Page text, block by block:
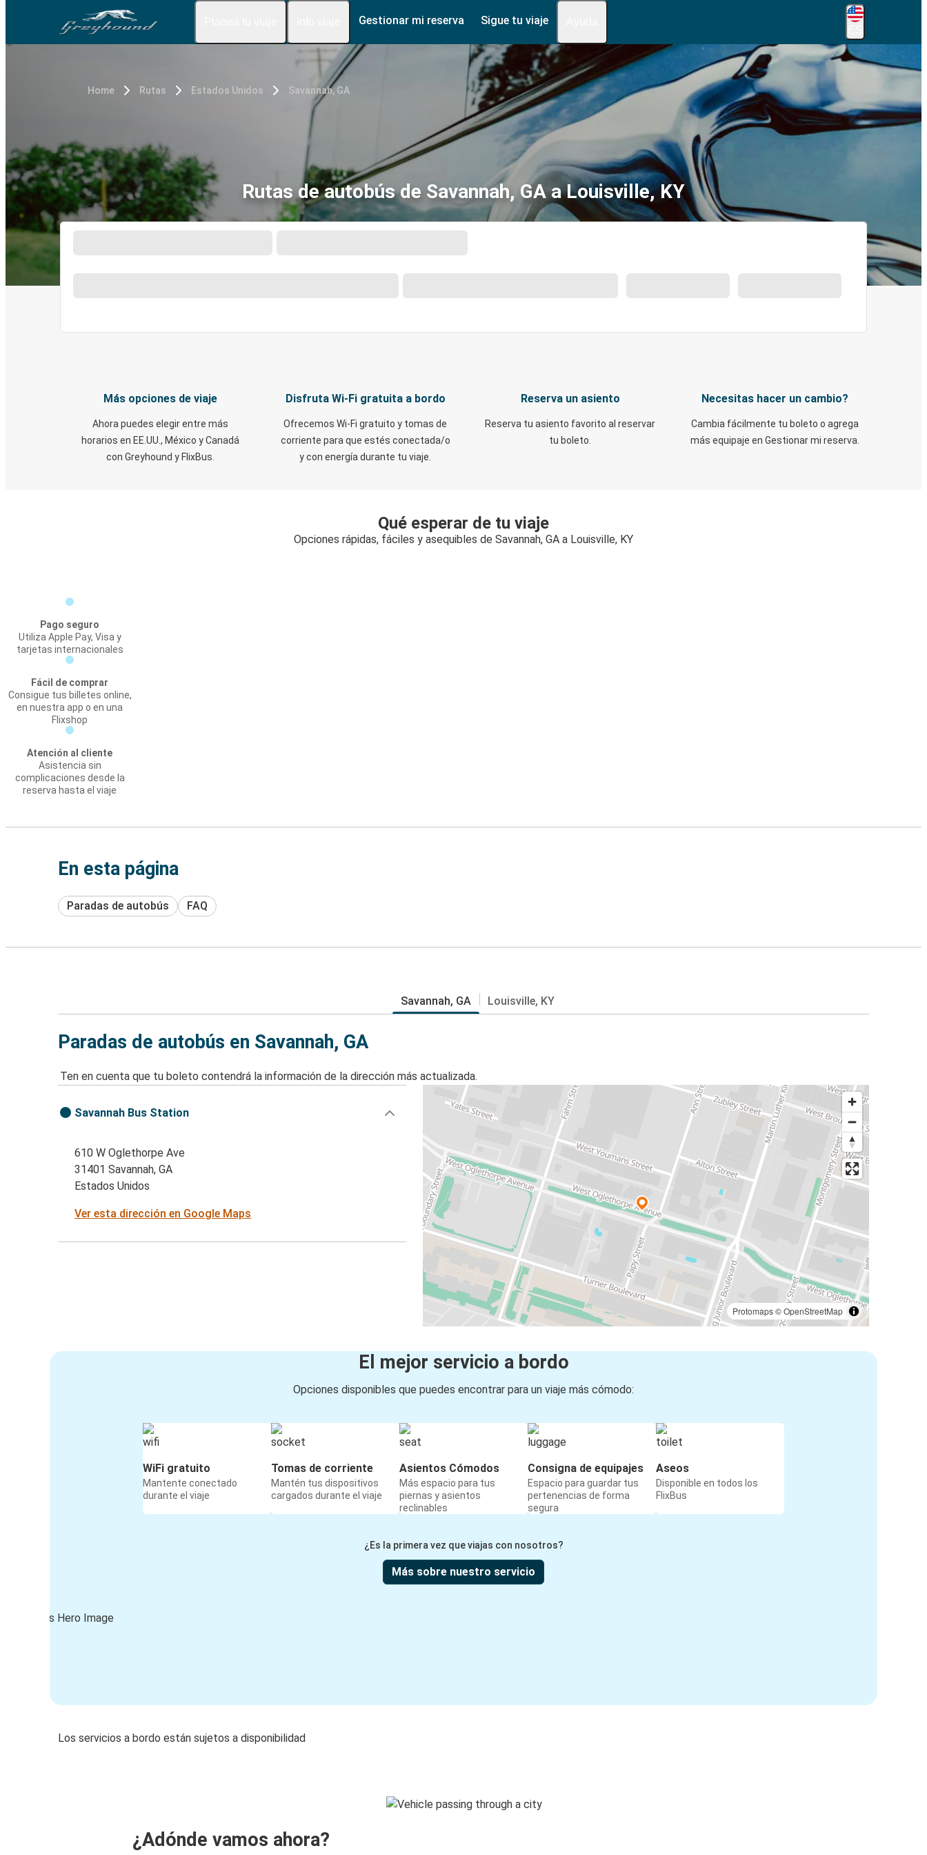
Gestionar mi reserva Sigue tu viaje
Home Rutas Estados Unidos Savannah, GA
Rutas de autobús de Savannah, GA a Louisville, KY
Más opciones de viaje
Ahora puedes elegir entre más
horarios en EE.UU., México y Canadá
con Greyhound y FlixBus.
Disfruta Wi-Fi gratuita a bordo
Ofrecemos Wi-Fi gratuito y tomas de
corriente para que estés conectada/o
y con energía durante tu viaje.
Reserva un asiento
Reserva tu asiento favorito al reservar
tu boleto.
Necesitas hacer un cambio?
Cambia fácilmente tu boleto o agrega
más equipaje en Gestionar mi reserva.
Qué esperar de tu viaje
Opciones rápidas, fáciles y asequibles de Savannah, GA a Louisville, KY
Pago seguro
Utiliza Apple Pay, Visa y
tarjetas internacionales
Fácil de comprar
Consigue tus billetes online,
en nuestra app o en una
Flixshop
Atención al cliente
Asistencia sin
complicaciones desde la
reserva hasta el viaje
En esta página
Paradas de autobús FAQ
Savannah, GA Louisville, KY
Paradas de autobús en Savannah, GA
Ten en cuenta que tu boleto contendrá la información de la dirección más actualizada.
Protomaps©OpenStreetMap
Savannah Bus Station
610 W Oglethorpe Ave
31401 Savannah, GA
Estados Unidos
Ver esta dirección en Google Maps
El mejor servicio a bordo
Opciones disponibles que puedes encontrar para un viaje más cómodo:
WiFi gratuito
Mantente conectado
durante el viaje
Tomas de corriente
Mantén tus dispositivos
cargados durante el viaje
Asientos Cómodos
Más espacio para tus
piernas y asientos
reclinables
Consigna de equipajes
Espacio para guardar tus
pertenencias de forma
segura
Aseos
Disponible en todos los
FlixBus
¿Es la primera vez que viajas con nosotros?
Más sobre nuestro servicio
Los servicios a bordo están sujetos a disponibilidad
¿Adónde vamos ahora?